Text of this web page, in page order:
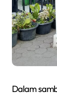
Dalam